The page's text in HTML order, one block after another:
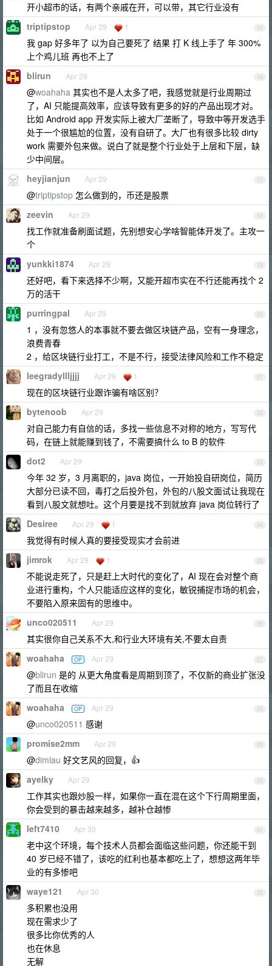
开小超市的话，有两个亲戚在开，可以带，其它行业没有
15
triptipstop Apr 29 1
我 gap 好多年了 以为自己要死了 结果 打 K 线上手了 年 300%
上个鸡儿班 再也不上了
16
blirun Apr 29
@woahaha 其实也不是人太多了吧，我感觉就是行业周期过
了，AI 只能提高效率，应该导致有更多的好的产品出现才对。
比如 Android app 开发实际上被大厂垄断了，导致中等开发选手
处于一个很尴尬的位置，没有自研了。大厂也有很多比较 dirty
work 需要外包来做。说白了就是整个行业处于上层和下层，缺
少中间层。
17
heyjianjun Apr 29
@triptipstop 怎么做到的，币还是股票
18
zeevin Apr 29
找工作就准备刷面试题，先别想安心学啥智能体开发了。主攻一
个
19
yunkki1874 Apr 29
还好吧，看下来选择不少啊，又能开超市实在不行还能再找个 2
万的活干
20
purringpal Apr 29
1 ，没有忽悠人的本事就不要去做区块链产品，空有一身理念，
浪费青春
2 ，给区块链行业打工，不是不行，接受法律风险和工作不稳定
21
leegradyllljjjj Apr 29 1
现在的区块链行业跟诈骗有啥区别？
22
bytenoob Apr 29
对自己能力有自信的话，多找一些信息不对称的地方，写写代
码，在链上就能赚到钱了，不需要搞什么 to B 的软件
23
dot2 Apr 29
今年 32 岁，3 月离职的，java 岗位，一开始投自研岗位，简历
大部分已读不回，毒打之后投外包，外包的八股文面试让我现在
看到八股文就想吐。这个月要是找不到就放弃 java 岗位转行了
24
Desiree Apr 29 1
我觉得有时候人真的要接受现实才会前进
25
jimrok Apr 29 1
不能说走死了，只是赶上大时代的变化了，AI 现在会对整个商
业进行重构，个人只能适应这样的变化，敏锐捕捉市场的机会，
不要陷入原来固有的思维中。
26
unco020511 Apr 29
其实很你自己关系不大,和行业大环境有关,不要太自责
27
woahaha OP Apr 29
@blirun 是的 从更大角度看是周期到顶了，不仅新的商业扩张没
了而且在收缩
28
woahaha OP Apr 29
@unco020511 感谢
29
promise2mm Apr 29
@dimlau 好文艺风的回复，👍
30
ayelky Apr 29
工作其实也跟炒股一样，如果你一直在混在这个下行周期里面，
你会受到的暴击越来越多，越补仓越惨
31
left7410 Apr 30
老中这个环境，每个技术人员都会面临这些问题，你还能干到
40 岁已经不错了，该吃的红利也基本都吃上了，想想这两年毕
业的有多惨吧
32
waye121 Apr 30
多积累也没用
现在需求少了
很多比你优秀的人
也在休息
无解